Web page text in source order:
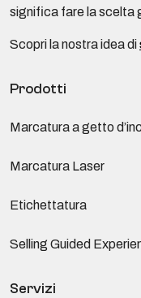
significa fare la scelta
Scopri la nostra idea di
Prodotti
Marcatura a getto
Marcatura Laser
Etichettatura
Selling Guided
Servizi